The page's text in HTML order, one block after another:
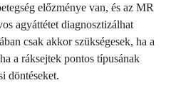
előzménye van, és az MR
agyáttétet diagnosztizálhat
csak akkor szükségesek, ha a
a ráksejtek pontos típusának
döntéseket.